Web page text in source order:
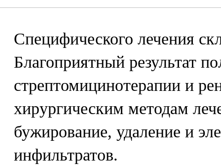
Специфического лечения
Благоприятный результат
стрептомицинотерапии и
хирургическим методам
бужирование, удаление и
инфильтратов.